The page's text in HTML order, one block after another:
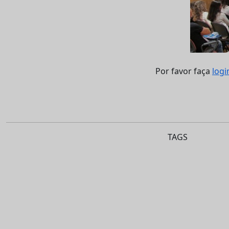
Por favor faça
TAGS